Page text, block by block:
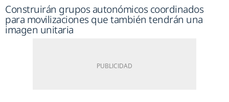
Construirán grupos autonómicos coordinados
para movilizaciones que también tendrán una
imagen unitaria